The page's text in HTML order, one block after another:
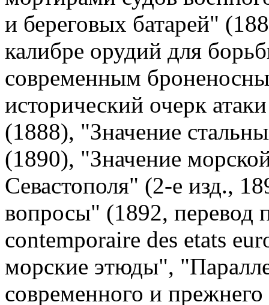
и береговых батарей"
калибре орудий для
современным
исторический очерк
(1888), "Значение
(1890), "Значение
Севастополя" (2-е изд.,
вопросы" (1892, перевод
contemporaire des etats
морские этюды",
современного и